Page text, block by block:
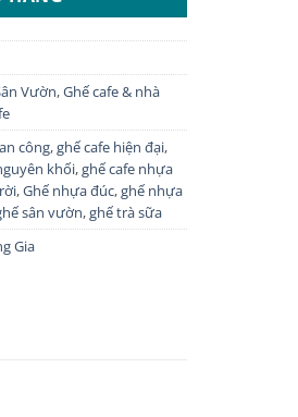
₫.
Vườn,Ghế cafe & nhà
công,ghế cafe hiện đại,
khối,ghế cafe nhựa
,Ghế nhựa đúc,ghế nhựa
sân vườn,ghế trà sữa
Gia